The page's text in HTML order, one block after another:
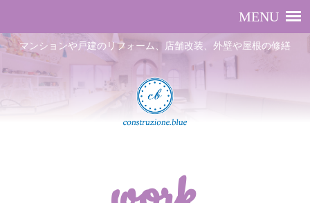
マンションや戸建のリフォーム、店舗改装、外壁や屋根の修繕